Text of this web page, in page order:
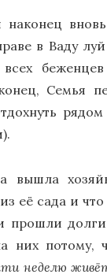
вновь
в Ваду
Семья
вышла
её сада и
прошли
них
неделю